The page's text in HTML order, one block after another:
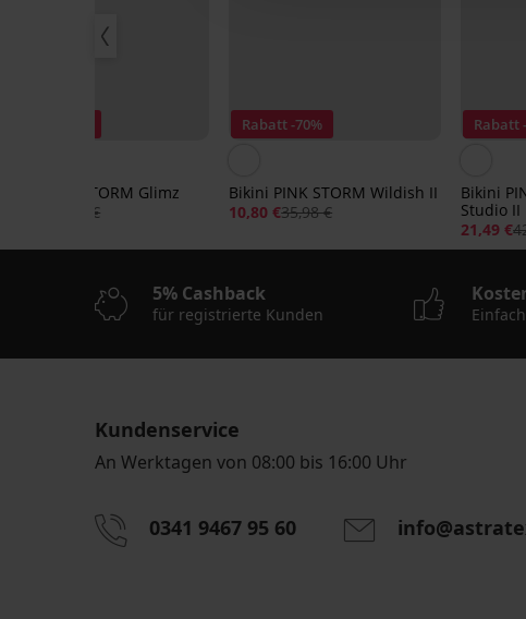
PINK STORM Glimz
40,98 €
Rabatt -70%
Bikini PINK STORM Wildish II
10,80 €35,98 €
Rabatt
Bikini
Studio II
21,49 €
5% Cashback
für registrierte Kunden
Kundenservice
An Werktagen von 08:00 bis 16:00 Uhr
0341 9467 95 60